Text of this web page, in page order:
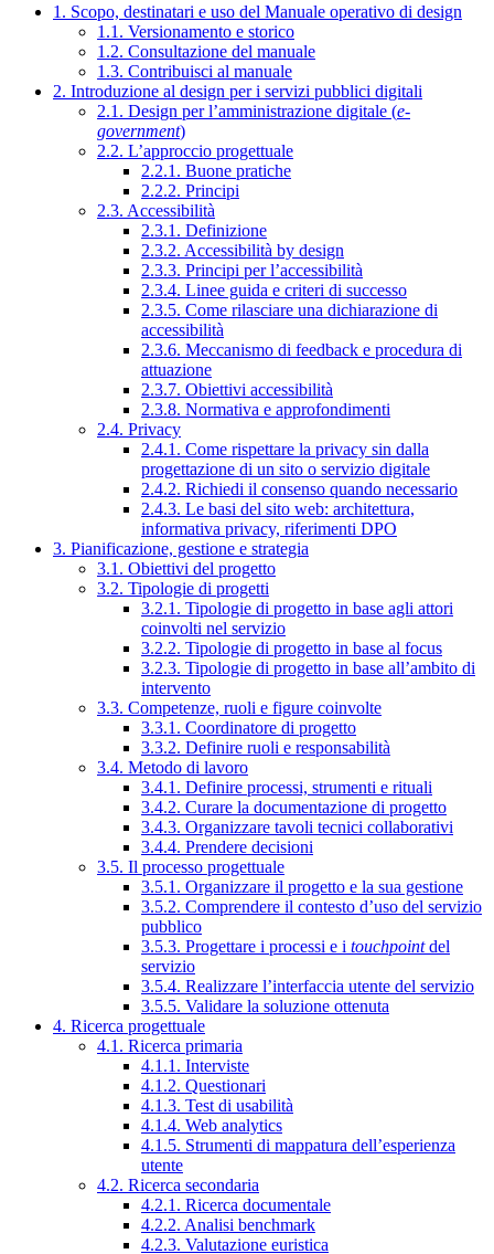
1. Scopo, destinatari e uso del Manuale operativo di design
1.1. Versionamento e storico
1.2. Consultazione del manuale
1.3. Contribuisci al manuale
2. Introduzione al design per i servizi pubblici digitali
2.1. Design per l’amministrazione digitale (e-
government)
2.2. L’approccio progettuale
2.2.1. Buone pratiche
2.2.2. Principi
2.3. Accessibilità
2.3.1. Definizione
2.3.2. Accessibilità by design
2.3.3. Principi per l’accessibilità
2.3.4. Linee guida e criteri di successo
2.3.5. Come rilasciare una dichiarazione di
accessibilità
2.3.6. Meccanismo di feedback e procedura di
attuazione
2.3.7. Obiettivi accessibilità
2.3.8. Normativa e approfondimenti
2.4. Privacy
2.4.1. Come rispettare la privacy sin dalla
progettazione di un sito o servizio digitale
2.4.2. Richiedi il consenso quando necessario
2.4.3. Le basi del sito web: architettura,
informativa privacy, riferimenti DPO
3. Pianificazione, gestione e strategia
3.1. Obiettivi del progetto
3.2. Tipologie di progetti
3.2.1. Tipologie di progetto in base agli attori
coinvolti nel servizio
3.2.2. Tipologie di progetto in base al focus
3.2.3. Tipologie di progetto in base all’ambito di
intervento
3.3. Competenze, ruoli e figure coinvolte
3.3.1. Coordinatore di progetto
3.3.2. Definire ruoli e responsabilità
3.4. Metodo di lavoro
3.4.1. Definire processi, strumenti e rituali
3.4.2. Curare la documentazione di progetto
3.4.3. Organizzare tavoli tecnici collaborativi
3.4.4. Prendere decisioni
3.5. Il processo progettuale
3.5.1. Organizzare il progetto e la sua gestione
3.5.2. Comprendere il contesto d’uso del servizio
pubblico
3.5.3. Progettare i processi e i touchpointdel
servizio
3.5.4. Realizzare l’interfaccia utente del servizio
3.5.5. Validare la soluzione ottenuta
4. Ricerca progettuale
4.1. Ricerca primaria
4.1.1. Interviste
4.1.2. Questionari
4.1.3. Test di usabilità
4.1.4. Web analytics
4.1.5. Strumenti di mappatura dell’esperienza
utente
4.2. Ricerca secondaria
4.2.1. Ricerca documentale
4.2.2. Analisi benchmark
4.2.3. Valutazione euristica